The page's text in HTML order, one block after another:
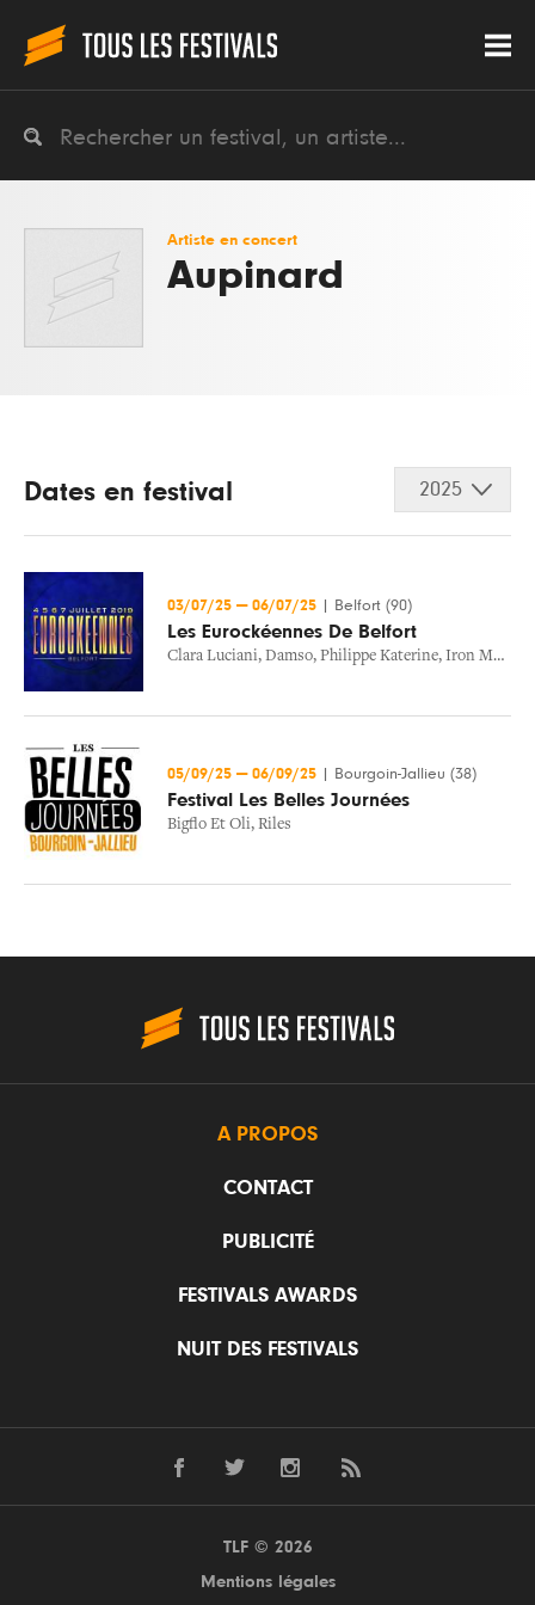
Artiste en concert
Aupinard
Dates en festival 2025
03/07/25 — 06/07/25 Belfort (90)
Les Eurockéennes De Belfort
Clara Luciani, Damso, Philippe Katerine, Iron Maiden
05/09/25 — 06/09/25 Bourgoin-Jallieu (38)
Festival Les Belles Journées
Bigflo Et Oli, Riles
A PROPOS
CONTACT
PUBLICITÉ
FESTIVALS AWARDS
NUIT DES FESTIVALS
TLF © 2026
Mentions légales